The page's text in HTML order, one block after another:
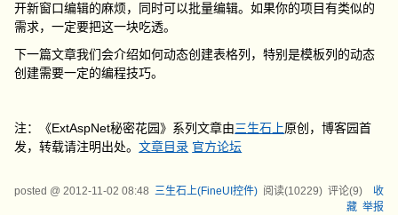
开新窗口编辑的麻烦，同时可以批量编辑。如果你的项目有类似的
需求，一定要把这一块吃透。
下一篇文章我们会介绍如何动态创建表格列，特别是模板列的动态
创建需要一定的编程技巧。
注：《ExtAspNet秘密花园》系列文章由三生石上原创，博客园首
发，转载请注明出处。文章目录 官方论坛
posted @ 2012-11-02 08:48 三生石上(FineUI控件)阅读(10229) 评论(9) 收
藏 举报